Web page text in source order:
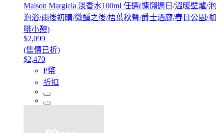
Maison Margiela 淡香水100ml 任選(慵懶週日/溫暖壁爐/泡
泡浴/雨後初晴/微醺之後/梧葉秋聲/爵士酒廊/春日公園/咖
啡小憩)
$2,099
(售價已折)
$2,470
P幣
折扣